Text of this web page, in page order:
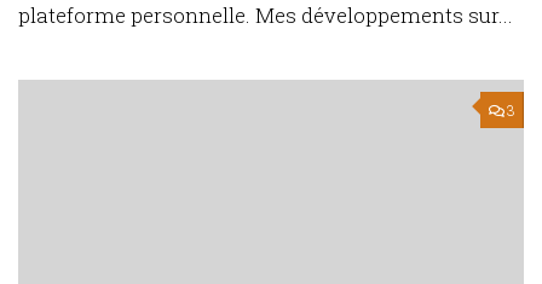
plateforme personnelle. Mes développements sur...
3